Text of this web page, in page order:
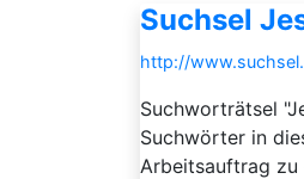
Suchsel
http://
Suchworträtsel
Suchwörter in
Arbeitsauftrag zu